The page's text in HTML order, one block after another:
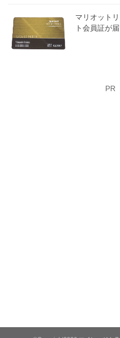
マリオット
ト会員証が
PR